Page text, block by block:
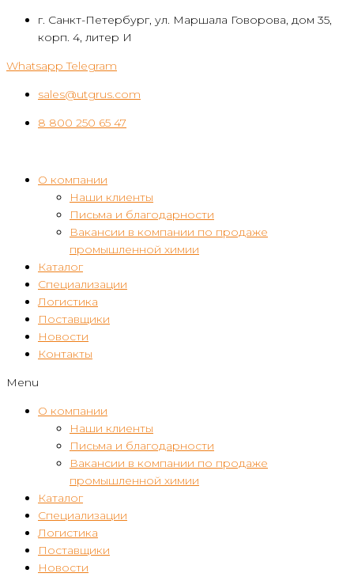
Перейтиг. Санкт-Петербург, ул. Маршала Говорова, дом 35,
корп. 4, литер И
Whatsapp Telegram
sales@utgrus.com
8 800 250 65 47
О компании
Наши клиенты
Письма и благодарности
Вакансии в компании по продаже
промышленной химии
Каталог
Специализации
Логистика
Поставщики
Новости
Контакты
Menu
О компании
Наши клиенты
Письма и благодарности
Вакансии в компании по продаже
промышленной химии
Каталог
Специализации
Логистика
Поставщики
Новости